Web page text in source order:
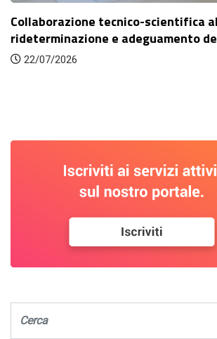
tecnico-scientifica alla
e adeguamento degli...
07/2026